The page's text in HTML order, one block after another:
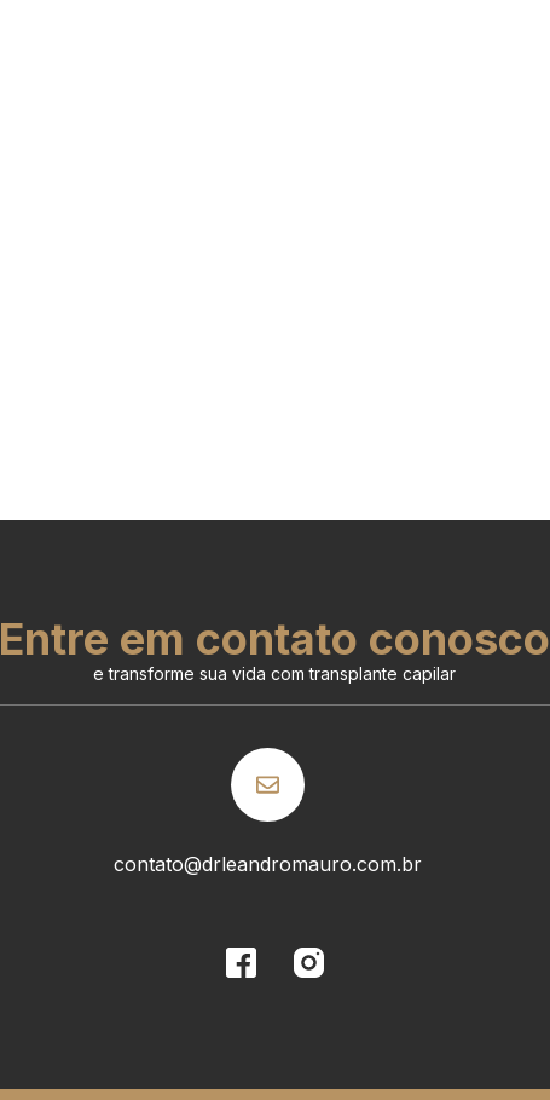
Entre em contato conosco
e transforme sua vida com transplante capilar
contato@drleandromauro.com.br